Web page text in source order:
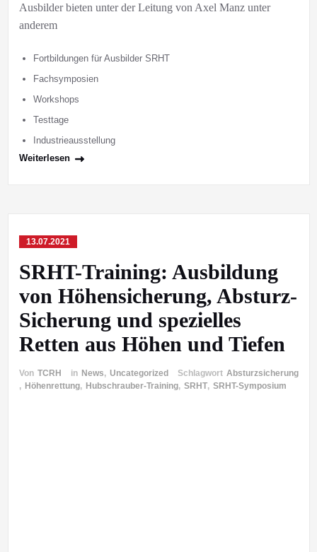
Ausbilder bieten unter der Leitung von Axel Manz unter
anderem
Fortbildungen für Ausbilder SRHT
Fachsymposien
Workshops
Testtage
Industrieausstellung
Weiterlesen
13.07.2021
SRHT-Training: Ausbildung
von Höhensicherung, Absturz-
Sicherung und spezielles
Retten aus Höhen und Tiefen
Von TCRH in News, Uncategorized Schlagwort Absturzsicherung
, Höhenrettung, Hubschrauber-Training, SRHT, SRHT-Symposium